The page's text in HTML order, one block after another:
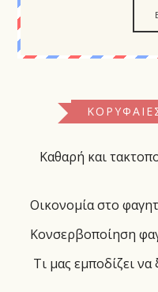
Καθαρή και
Οικονομία στο
Κονσερβοποίηση
Τι μας εμποδίζει